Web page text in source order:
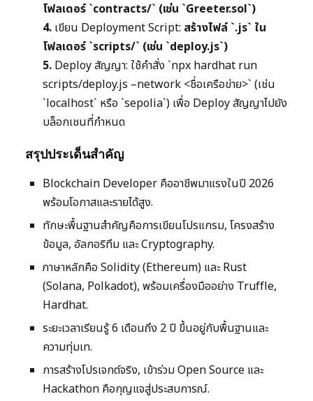
โฟลเดอร์ `contracts/` (เช่น `Greeter.sol`)
4. เขียน Deployment Script: สร้างไฟล์ `.js` ใน
โฟลเดอร์ `scripts/` (เช่น `deploy.js`)
5. Deploy สัญญา: ใช้คำสั่ง `npx hardhat run
scripts/deploy.js –network <ชื่อเครือข่าย>` (เช่น
`localhost` หรือ `sepolia`) เพื่อ Deploy สัญญาไปยัง
บล็อกเชนที่กำหนด
สรุปประเด็นสำคัญ
Blockchain Developer คืออาชีพมาแรงในปี 2026
พร้อมโอกาสและรายได้สูง.
ทักษะพื้นฐานสำคัญคือการเขียนโปรแกรม, โครงสร้าง
ข้อมูล, อัลกอริทึม และ Cryptography.
ภาษาหลักคือ Solidity (Ethereum) และ Rust
(Solana, Polkadot), พร้อมเครื่องมืออย่าง Truffle,
Hardhat.
ระยะเวลาเรียนรู้ 6 เดือนถึง 2 ปี ขึ้นอยู่กับพื้นฐานและ
ความทุ่มเท.
การสร้างโปรเจกต์จริง, เข้าร่วม Open Source และ
Hackathon คือกุญแจสู่ประสบการณ์.